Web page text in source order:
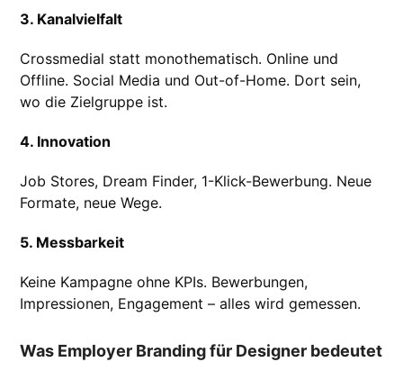
3. Kanalvielfalt
Crossmedial statt monothematisch. Online und
Offline. Social Media und Out-of-Home. Dort sein,
wo die Zielgruppe ist.
4. Innovation
Job Stores, Dream Finder, 1-Klick-Bewerbung. Neue
Formate, neue Wege.
5. Messbarkeit
Keine Kampagne ohne KPIs. Bewerbungen,
Impressionen, Engagement – alles wird gemessen.
Was Employer Branding für Designer bedeutet